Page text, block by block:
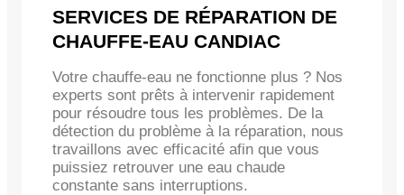
SERVICES DE RÉPARATION DE
CHAUFFE-EAU CANDIAC
Votre chauffe-eau ne fonctionne plus ? Nos
experts sont prêts à intervenir rapidement
pour résoudre tous les problèmes. De la
détection du problème à la réparation, nous
travaillons avec efficacité afin que vous
puissiez retrouver une eau chaude
constante sans interruptions.